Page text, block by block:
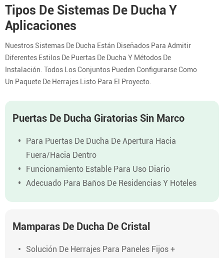
Tipos De Sistemas De Ducha Y
Aplicaciones
Nuestros Sistemas De Ducha Están Diseñados Para Admitir
Diferentes Estilos De Puertas De Ducha Y Métodos De
Instalación. Todos Los Conjuntos Pueden Configurarse Como
Un Paquete De Herrajes Listo Para El Proyecto.
Puertas De Ducha Giratorias Sin Marco
Para Puertas De Ducha De Apertura Hacia
Fuera/hacia Dentro
Funcionamiento Estable Para Uso Diario
Adecuado Para Baños De Residencias Y Hoteles
Mamparas De Ducha De Cristal
Solución De Herrajes Para Paneles Fijos +